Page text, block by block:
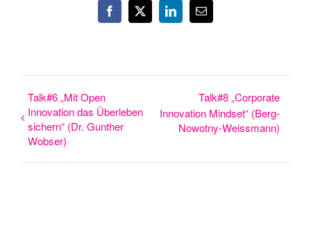
Facebook
X LinkedIn
E-
Mail
Talk#6 „Mit Open
Innovation das Überleben
sichern“ (Dr. Gunther
Wobser)
Talk#8 „Corporate
Innovation Mindset“ (Berg-
Nowotny-Weissmann)